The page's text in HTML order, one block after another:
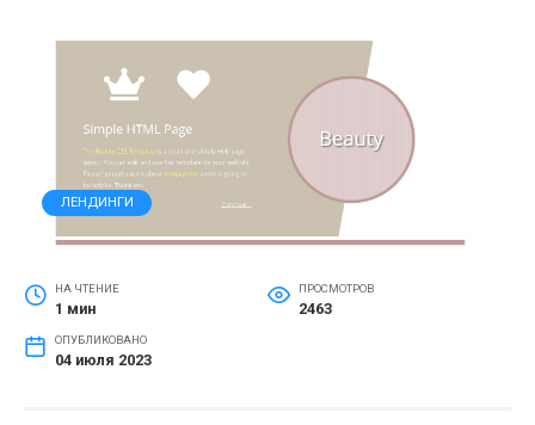
ЛЕНДИНГИ
НА ЧТЕНИЕ
1 мин
ПРОСМОТРОВ
2463
ОПУБЛИКОВАНО
04 июля 2023